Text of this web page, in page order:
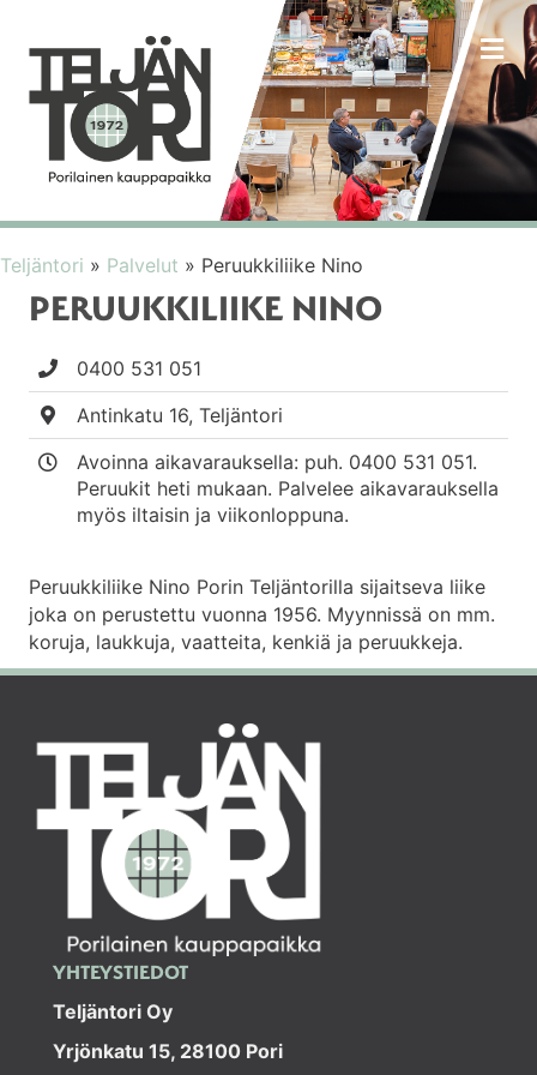
Teljäntori » Palvelut » Peruukkiliike Nino
PERUUKKILIIKE NINO
0400 531 051
Antinkatu 16, Teljäntori
Avoinna aikavarauksella: puh. 0400 531 051.
Peruukit heti mukaan. Palvelee aikavarauksella
myös iltaisin ja viikonloppuna.
Peruukkiliike Nino Porin Teljäntorilla sijaitseva liike
joka on perustettu vuonna 1956. Myynnissä on mm.
koruja, laukkuja, vaatteita, kenkiä ja peruukkeja.
YHTEYSTIEDOT
Teljäntori Oy
Yrjönkatu 15, 28100 Pori